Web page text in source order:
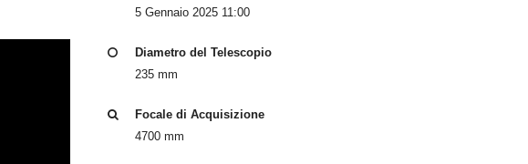
5 Gennaio 2025 11:00
Diametro del Telescopio
235 mm
Focale di Acquisizione
4700 mm